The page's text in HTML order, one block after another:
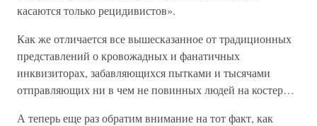
касаются только рецидивистов».
Как же отличается все вышесказанное от традиционных
представлений о кровожадных и фанатичных
инквизиторах, забавляющихся пытками и тысячами
отправляющих ни в чем не повинных людей на костер…
А теперь еще раз обратим внимание на тот факт, как